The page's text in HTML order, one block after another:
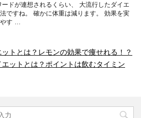
ードが連想されるくらい、 大流行したダイエ
ですね。 確かに体重は減ります。 効果を実
す …
トとは？レモンの効果で痩せれる！？
エットとは？ポイントは飲むタイミン